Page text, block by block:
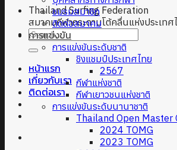
Thailand Surfing Federation
สมาคมกีฬากระดานโต้คลื่นแห่งประเทศ
หน้าแรก
เกี่ยวกับเรา
ติดต่อเรา
ชมรมสมาชิก
ติดต่อสมาคม
การแข่งขัน
การแข่งขันระดับชาติ
ชิงแชมป์ประเทศไทย
2567
กีฬาแห่งชาติ
กีฬาเยาวชนแห่งชาติ
การแข่งขันระดับนานาชาติ
Thailand Open Master
2024 TOMG
2023 TOMG